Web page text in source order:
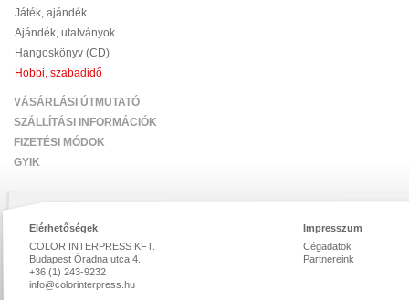
Játék, ajándék
Ajándék, utalványok
Hangoskönyv (CD)
Hobbi, szabadidő
VÁSÁRLÁSI ÚTMUTATÓ
SZÁLLÍTÁSI INFORMÁCIÓK
FIZETÉSI MÓDOK
GYIK
Elérhetőségek
COLOR INTERPRESS KFT.
Budapest Óradna utca 4.
+36 (1) 243-9232
info@colorinterpress.hu
Impresszum
Cégadatok
Partnereink